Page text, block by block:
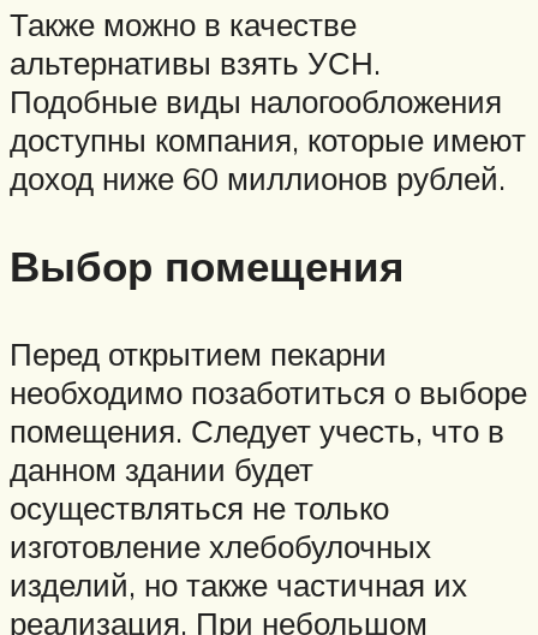
Также можно в качестве
альтернативы взять УСН.
Подобные виды налогообложения
доступны компания, которые имеют
доход ниже 60 миллионов рублей.
Выбор помещения
Перед открытием пекарни
необходимо позаботиться о выборе
помещения. Следует учесть, что в
данном здании будет
осуществляться не только
изготовление хлебобулочных
изделий, но также частичная их
реализация. При небольшом